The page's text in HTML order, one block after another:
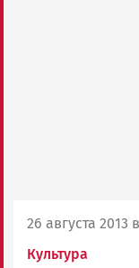
26 августа 2013
Культура